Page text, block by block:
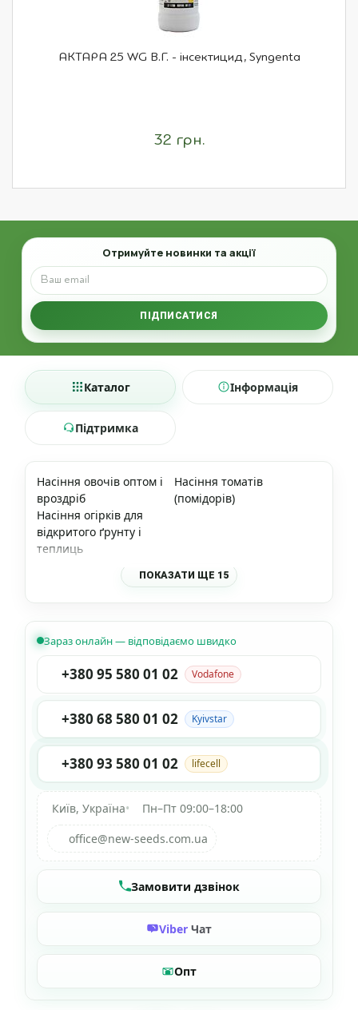
АКТАРА 25 WG В.Г. - інсектицид, Syngenta
32 грн.
Email
Отримуйте новинки та акції
ПІДПИСАТИСЯ
Каталог Інформація
Підтримка
Насіння овочів оптом і
вроздріб
Насіння томатів
(помідорів)
Насіння огірків для
відкритого ґрунту і
теплиць
ПОКАЗАТИ ЩЕ 15
Зараз онлайн — відповідаємо швидко
+380 95 580 01 02 Vodafone
+380 68 580 01 02 Kyivstar
+380 93 580 01 02 lifecell
Київ, Україна•
Пн–Пт 09:00–18:00
office@new-seeds.com.ua
Замовити дзвінок
Viber Чат
Опт